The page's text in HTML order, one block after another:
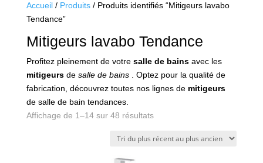
PARQUET
SANITAIRE
VENTES FLASH
PROJET CLÉ EN MAIN
Accueil/ Produits/ Produits identifiés “Mitigeurs lavabo
Tendance”
Mitigeurs lavabo Tendance
Profitez pleinement de votre salle de bainsavec les
mitigeursde salle de bains. Optez pour la qualité de
fabrication, découvrez toutes nos lignes de mitigeurs
de salle de bain tendances.
Affichage de 1–14 sur 48 résultatsTrié
plus